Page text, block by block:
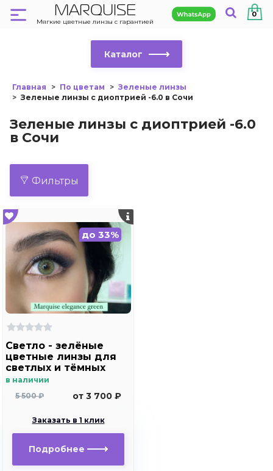
MARQUISE
Мягкие цветные линзы с гарантией
0
Каталог
Главная По цветам
Зеленые линзы
Зеленые линзы с диоптрией -6.0 в Сочи
Зеленые линзы с диоптрией -6.0
в Сочи
Фильтры
до 33%
Светло - зелёные
цветные линзы для
светлых и тёмных
глаз Marquise
в наличии
5 500 ₽
от 3 700 ₽
Заказать в 1 клик
Подробнее